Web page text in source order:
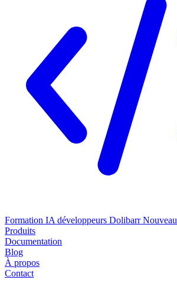
Formation IA développeurs Dolibarr Nouveau
Produits
Documentation
Blog
À propos
Contact